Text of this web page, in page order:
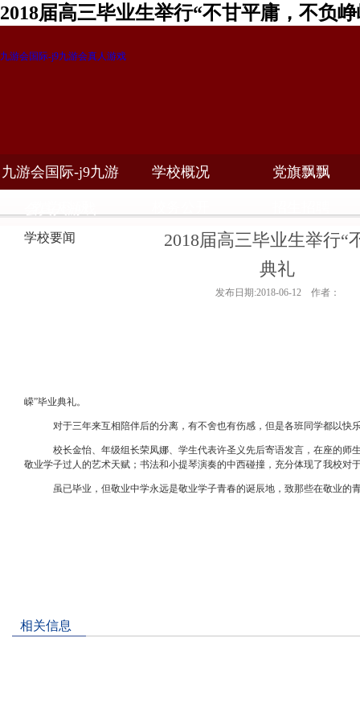
2018届高三毕业生举行“不甘平庸，不负
九游会国际-j9九游会真人游戏
九游会国际-j9九游 学校概况 党旗飘飘
学校要闻
2018届高三毕业生举行“
典礼
发布日期:2018-06-12 作者：
嵘”毕业典礼。
对于三年来互相陪伴后的分离，有不舍也有伤感，但是各班同学都以快
校长金怡、年级组长荣凤娜、学生代表许圣义先后寄语发言，在座的师
敬业学子过人的艺术天赋；书法和小提琴演奏的中西碰撞，充分体现了我校
虽已毕业，但敬业中学永远是敬业学子青春的诞辰地，致那些在敬业的
相关信息